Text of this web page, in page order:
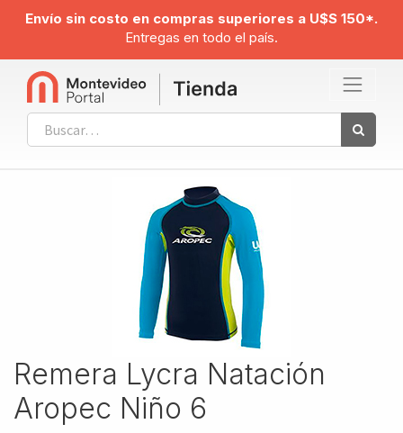
Envío sin costo en compras superiores a U$S 150*.
Entregas en todo el país.
Remera Lycra Natación
Aropec Niño 6